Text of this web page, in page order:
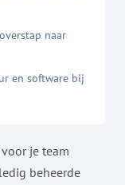
naar
en software bij
je team
beheerde